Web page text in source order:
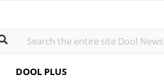
DOOL PLUS